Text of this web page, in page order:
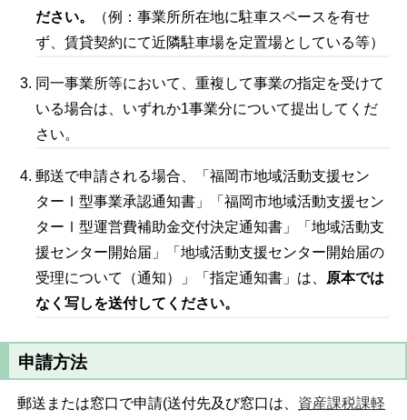
ださい。
（例：事業所所在地に駐車スペースを有せ
ず、賃貸契約にて近隣駐車場を定置場としている等）
同一事業所等において、重複して事業の指定を受けて
いる場合は、いずれか1事業分について提出してくだ
さい。
郵送で申請される場合、「福岡市地域活動支援セン
ターⅠ型事業承認通知書」「福岡市地域活動支援セン
ターⅠ型運営費補助金交付決定通知書」「地域活動支
援センター開始届」「地域活動支援センター開始届の
受理について（通知）」「指定通知書」は、
原本では
なく写しを送付してください。
申請方法
郵送または窓口で申請(送付先及び窓口は、 資産課税課軽